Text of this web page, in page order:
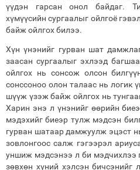
үүдэн гарсан онол байдаг.
хүмүүсийн сургаалыг ойлгоё
байж ойлгох билээ.
Хүн үнэнийг гурван шат
заасан сургаалыг эхлээд
ойлгох нь сонсож олсон
сонссоноо олон талаас нь логик
шүүж үзэж байж ойлгох нь
Харин энэ л үнэнийг өөрийн
мэдэхийг биеэр тулж мэдсэн
гурван шатаар дамжуулж эцэст
зовлонгоос салж гэгээрэл
уншиж мэдсэнээ л би мэдчихлээ
зөвхөн хүний хэлсэн бичсэнийг